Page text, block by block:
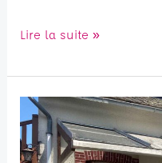
Lire la suite »
Rendre
plus
accessible